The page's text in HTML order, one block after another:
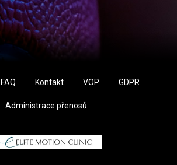
FAQ Kontakt VOP GDPR
Administrace přenosů